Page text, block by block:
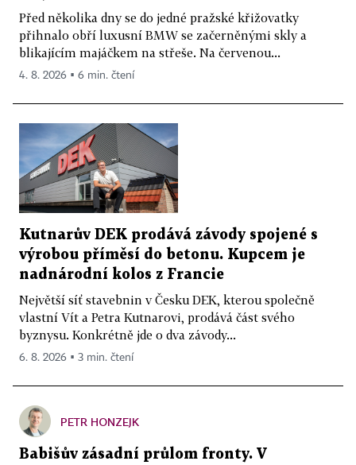
Před několika dny se do jedné pražské křižovatky
přihnalo obří luxusní BMW se začerněnými skly a
blikajícím majáčkem na střeše. Na červenou...
4. 8. 2026 ▪ 6 min. čtení
Kutnarův DEK prodává závody spojené s
výrobou příměsí do betonu. Kupcem je
nadnárodní kolos z Francie
Největší síť stavebnin v Česku DEK, kterou společně
vlastní Vít a Petra Kutnarovi, prodává část svého
byznysu. Konkrétně jde o dva závody...
6. 8. 2026 ▪ 3 min. čtení
PETR HONZEJK
Babišův zásadní průlom fronty. V